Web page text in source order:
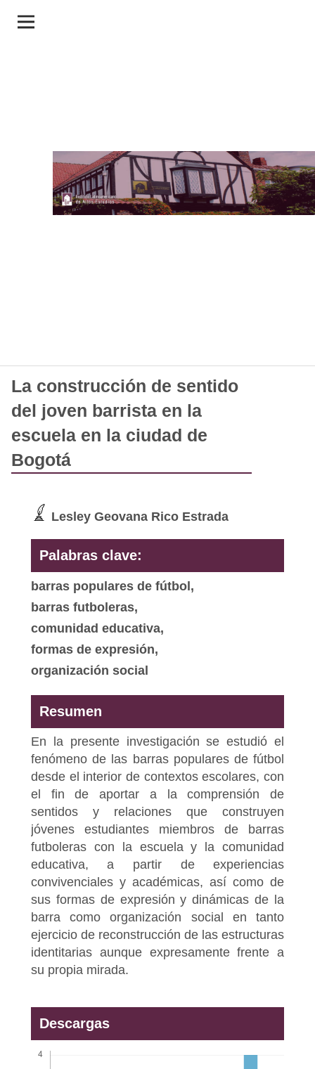
La construcción de sentido
del joven barrista en la
escuela en la ciudad de
Bogotá
Lesley Geovana Rico Estrada
Palabras clave:
barras populares de fútbol,
barras futboleras,
comunidad educativa,
formas de expresión,
organización social
Resumen
En la presente investigación se estudió el
fenómeno de las barras populares de fútbol
desde el interior de contextos escolares, con
el fin de aportar a la comprensión de
sentidos y relaciones que construyen
jóvenes estudiantes miembros de barras
futboleras con la escuela y la comunidad
educativa, a partir de experiencias
convivenciales y académicas, así como de
sus formas de expresión y dinámicas de la
barra como organización social en tanto
ejercicio de reconstrucción de las estructuras
identitarias aunque expresamente frente a
su propia mirada.
Descargas